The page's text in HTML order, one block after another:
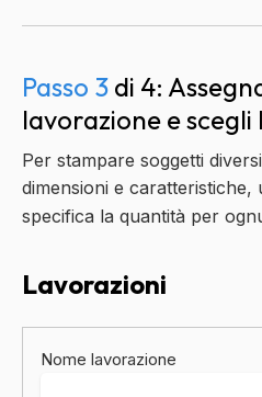
Passo 3 di 4:
lavorazione e
Per stampare soggetti
dimensioni e caratteristiche,
specifica la quantità per
Lavorazioni